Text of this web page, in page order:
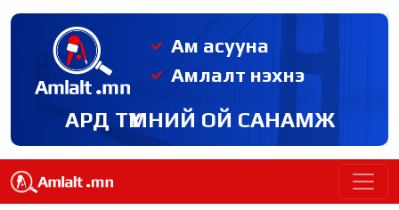
Ам асууна
Амлалт нэхнэ
АРД ТҮМНИЙ ОЙ САНАМЖ